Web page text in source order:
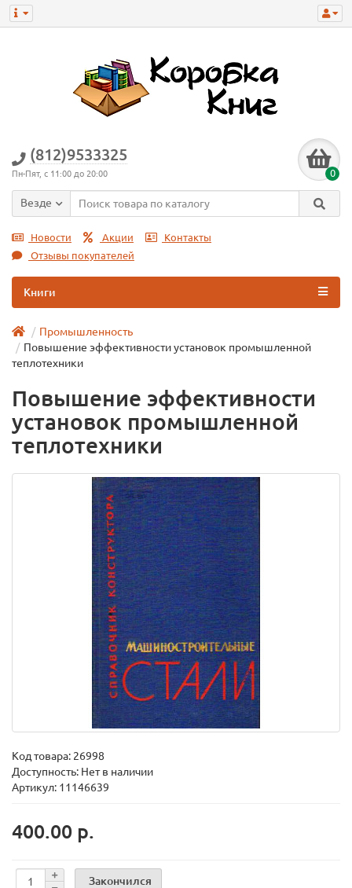
(812)9533325
Пн-Пят, с 11:00 до 20:00 0
Везде
Новости Акции
Контакты
Отзывы покупателей
Книги
Промышленность
Повышение эффективности установок промышленной
теплотехники
Повышение эффективности
установок промышленной
теплотехники
Код товара: 26998
Доступность: Нет в наличии
Артикул: 11146639
400.00 р.
Закончился